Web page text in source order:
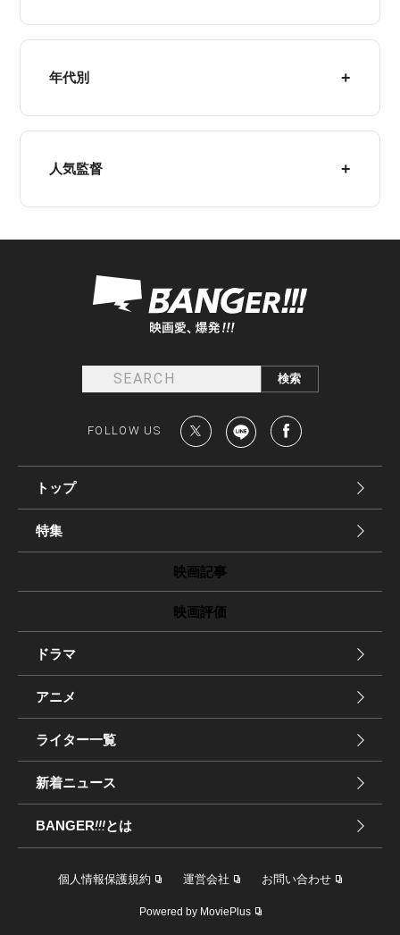
年代別
人気監督
FOLLOW US
トップ
特集
映画記事
映画評価
ドラマ
アニメ
ライター一覧
新着ニュース
BANGER!!!とは
個人情報保護規約 運営会社 お問い合わせ
Powered by MoviePlus